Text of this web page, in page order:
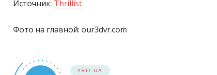
Источник: Thrillist
Фото на главной: our3dvr.com
#BIT.UA